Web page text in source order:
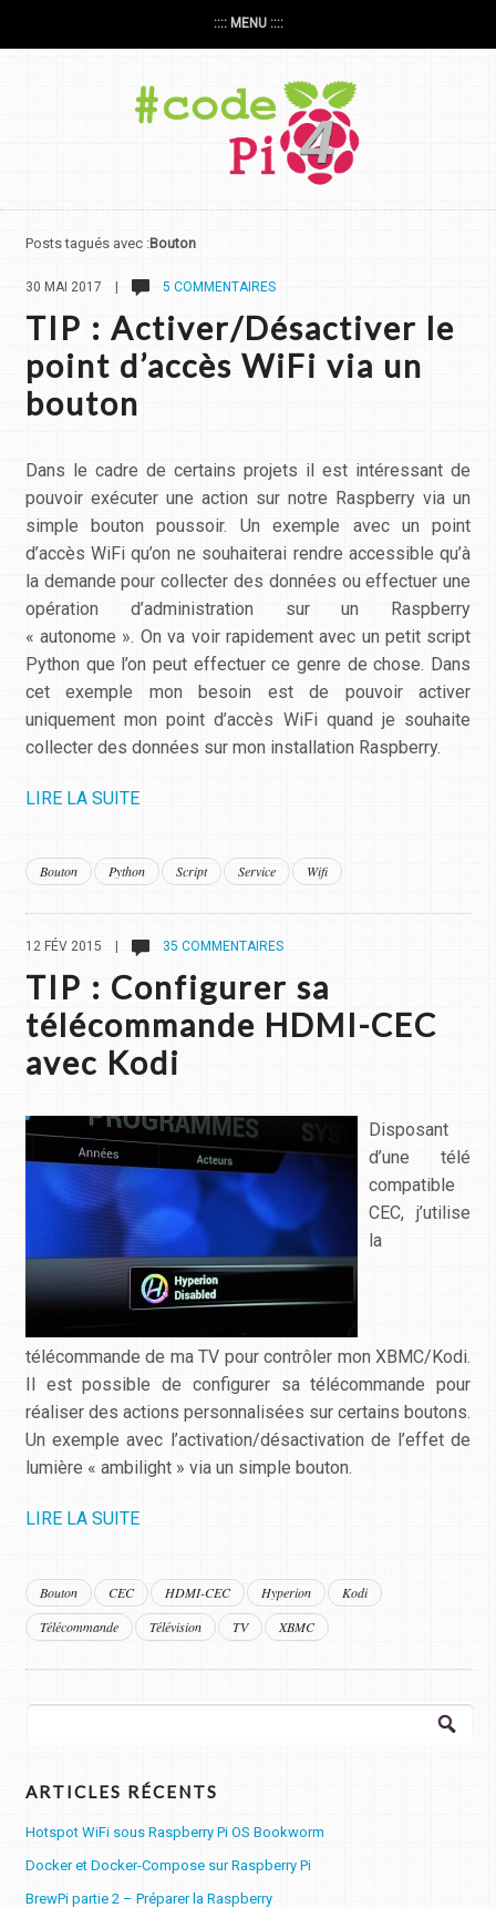
:::: MENU ::::
Posts tagués avec :Bouton
30 MAI 2017 | 5 COMMENTAIRES
TIP : Activer/Désactiver le
point d’accès WiFi via un
bouton
Dans le cadre de certains projets il est intéressant de
pouvoir exécuter une action sur notre Raspberry via un
simple bouton poussoir. Un exemple avec un point
d’accès WiFi qu’on ne souhaiterai rendre accessible qu’à
la demande pour collecter des données ou effectuer une
opération d’administration sur un Raspberry
« autonome ». On va voir rapidement avec un petit script
Python que l’on peut effectuer ce genre de chose. Dans
cet exemple mon besoin est de pouvoir activer
uniquement mon point d’accès WiFi quand je souhaite
collecter des données sur mon installation Raspberry.
LIRE LA SUITE
Bouton Python Script Service Wifi
12 FÉV 2015 | 35 COMMENTAIRES
TIP : Configurer sa
télécommande HDMI-CEC
avec Kodi
Disposant
d’une télé
compatible
CEC, j’utilise
la
télécommande de ma TV pour contrôler mon XBMC/Kodi.
Il est possible de configurer sa télécommande pour
réaliser des actions personnalisées sur certains boutons.
Un exemple avec l’activation/désactivation de l’effet de
lumière « ambilight » via un simple bouton.
LIRE LA SUITE
Bouton CEC HDMI-CEC Hyperion
Kodi
Télécommande
Télévision TV XBMC
Rechercher :
ARTICLES RÉCENTS
Hotspot WiFi sous Raspberry Pi OS Bookworm
Docker et Docker-Compose sur Raspberry Pi
BrewPi partie 2 – Préparer la Raspberry